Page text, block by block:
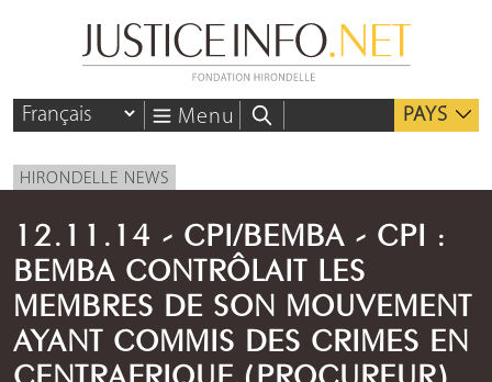
Menu PAYS
HIRONDELLE NEWS
12.11.14 - CPI/BEMBA - CPI :
BEMBA CONTRÔLAIT LES
MEMBRES DE SON MOUVEMENT
AYANT COMMIS DES CRIMES EN
CENTRAFRIQUE (PROCUREUR)